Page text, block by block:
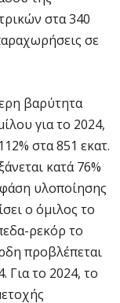
στα 340
σε
βαρύτητα
για το 2024,
στα 851 εκατ.
κατά 76%
υλοποίησης
ο όμιλος το
ρεκόρ το
προβλέπεται
Για το 2024, το